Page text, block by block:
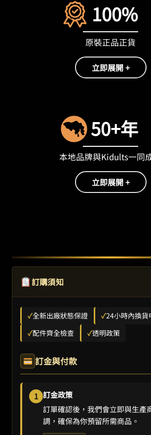
100%
原裝正品正貨
立即展開 +
50+年
本地品牌與Kidults一同
立即展開 +
訂購須知
✓全新出廠狀態保證 ✓24小時內換貨
✓配件齊全檢查 ✓透明政策
訂金與付款
1 訂金政策
訂單確認後，我們會立即與生產
調，確保為你預留所需商品。